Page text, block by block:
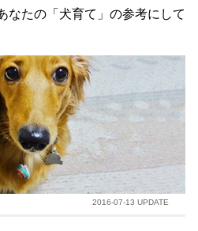
なたの「犬育て」の参考にして
2016-07-13 UPDATE